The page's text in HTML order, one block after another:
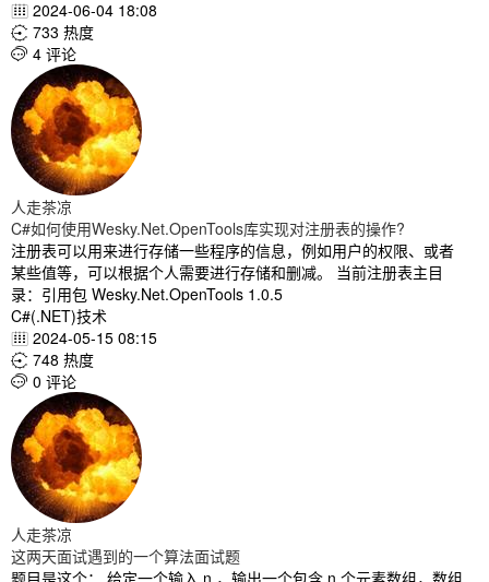
 2024-06-04 18:08
 733 热度
 4 评论
人走茶凉
C#如何使用Wesky.Net.OpenTools库实现对注册表的操作?
注册表可以用来进行存储一些程序的信息，例如用户的权限、或者
某些值等，可以根据个人需要进行存储和删减。 当前注册表主目
录：引用包 Wesky.Net.OpenTools 1.0.5
C#(.NET)技术
 2024-05-15 08:15
 748 热度
 0 评论
人走茶凉
这两天面试遇到的一个算法面试题
题目是这个： 给定一个输入 n ，输出一个包含 n 个元素数组，数组